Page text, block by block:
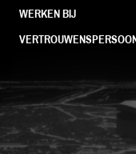
WERKEN BIJ
FC